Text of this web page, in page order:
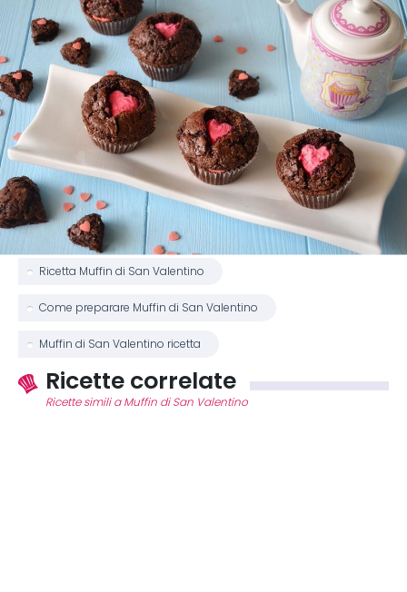
Ricetta Muffin di San Valentino
Come preparare Muffin di San Valentino
Muffin di San Valentino ricetta
Ricette correlate
Ricette simili a Muffin di San Valentino